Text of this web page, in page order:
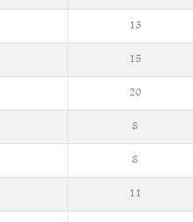
13
15
20
8
8
11